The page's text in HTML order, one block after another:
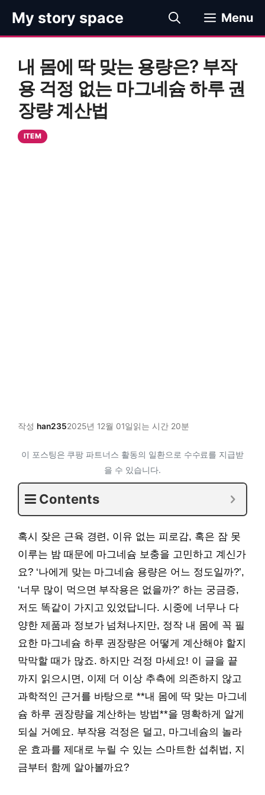
츠
My story space Menu
내 몸에 딱 맞는 용량은? 부작
용 걱정 없는 마그네슘 하루 권
장량 계산법
ITEM
작성 han2352025년 12월 01일읽는 시간 20분
이 포스팅은 쿠팡 파트너스 활동의 일환으로 수수료를 지급받
을 수 있습니다.
Contents
혹시 잦은 근육 경련, 이유 없는 피로감, 혹은 잠 못
이루는 밤 때문에 마그네슘 보충을 고민하고 계신가
요? ‘나에게 맞는 마그네슘 용량은 어느 정도일까?’,
‘너무 많이 먹으면 부작용은 없을까?’ 하는 궁금증,
저도 똑같이 가지고 있었답니다. 시중에 너무나 다
양한 제품과 정보가 넘쳐나지만, 정작 내 몸에 꼭 필
요한 마그네슘 하루 권장량은 어떻게 계산해야 할지
막막할 때가 많죠. 하지만 걱정 마세요! 이 글을 끝
까지 읽으시면, 이제 더 이상 추측에 의존하지 않고
과학적인 근거를 바탕으로 **내 몸에 딱 맞는 마그네
슘 하루 권장량을 계산하는 방법**을 명확하게 알게
되실 거예요. 부작용 걱정은 덜고, 마그네슘의 놀라
운 효과를 제대로 누릴 수 있는 스마트한 섭취법, 지
금부터 함께 알아볼까요?